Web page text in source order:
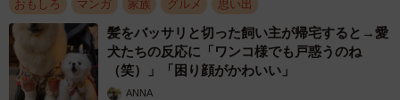
おもしろ マンガ 家族 グルメ 思い出
髪をバッサリと切った飼い主が帰宅すると→愛
犬たちの反応に「ワンコ様でも戸惑うのね
（笑）」「困り顔がかわいい」
ANNA